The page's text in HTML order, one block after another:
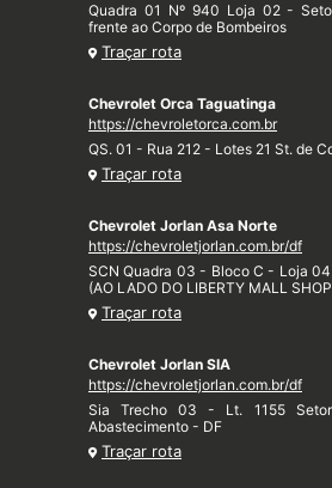
Quadra 01 Nº 940 Loja 02 -
frente ao Corpo de Bombeiros
Traçar rota
Chevrolet Orca Taguatinga
https://chevroletorca.com.br
QS. 01 - Rua 212 - Lotes 21 St. de
Traçar rota
Chevrolet Jorlan Asa Norte
https://chevroletjorlan.com.br/df
SCN Quadra 03 - Bloco C - Loja
(AO LADO DO LIBERTY MALL
Traçar rota
Chevrolet Jorlan SIA
https://chevroletjorlan.com.br/df
Sia Trecho 03 - Lt. 1155
Abastecimento - DF
Traçar rota